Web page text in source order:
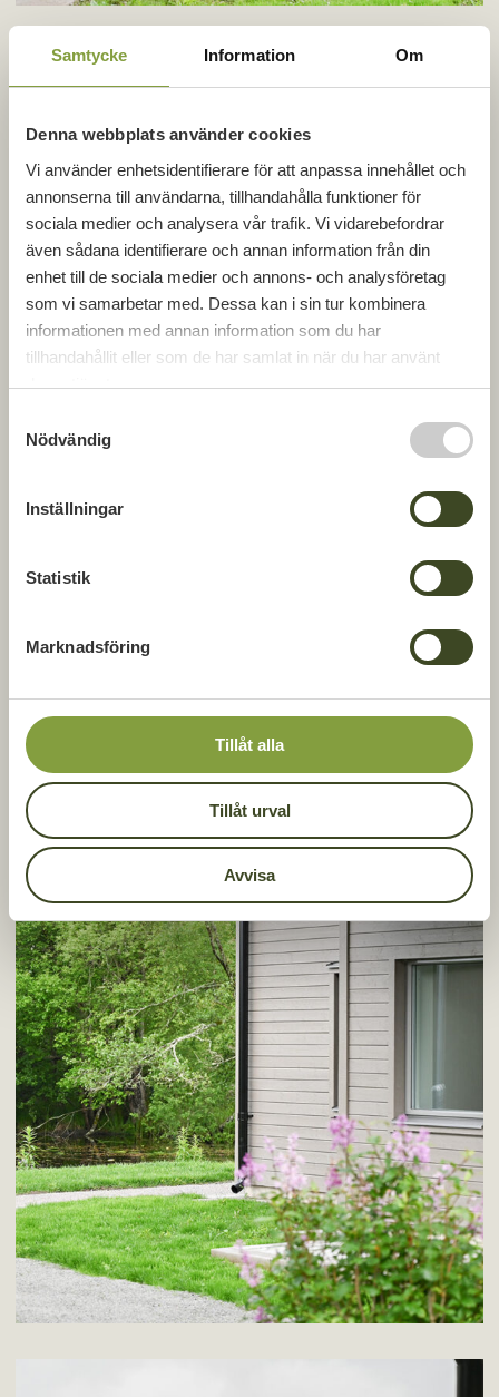
Samtycke Information Om
Denna webbplats använder cookies
Vi använder enhetsidentifierare för att anpassa innehållet och
annonserna till användarna, tillhandahålla funktioner för
sociala medier och analysera vår trafik. Vi vidarebefordrar
även sådana identifierare och annan information från din
enhet till de sociala medier och annons- och analysföretag
som vi samarbetar med. Dessa kan i sin tur kombinera
informationen med annan information som du har
tillhandahållit eller som de har samlat in när du har använt
deras tjänster.
Nödvändig
Inställningar
Statistik
Marknadsföring
Tillåt alla
Tillåt urval
Avvisa